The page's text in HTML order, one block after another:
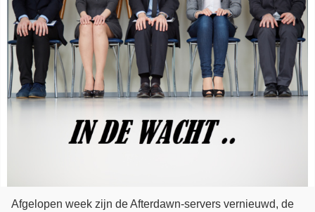
Afgelopen week zijn de Afterdawn-servers vernieuwd, de